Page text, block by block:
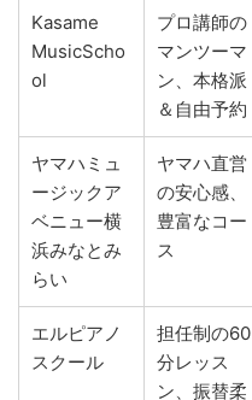
Kasame
MusicScho
ol
プロ講師の
マンツーマ
ン、本格派
＆自由予約
ヤマハミュ
ージックア
ベニュー横
浜みなとみ
らい
ヤマハ直営
の安心感、
豊富なコー
ス
エルピアノ
スクール
担任制の60
分レッス
ン、振替柔